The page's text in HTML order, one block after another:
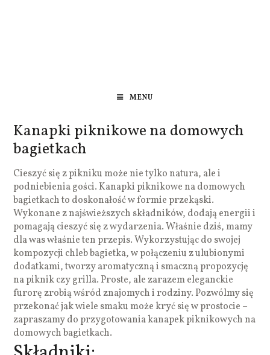
MENU
Kanapki piknikowe na domowych
bagietkach
Cieszyć się z pikniku może nie tylko natura, ale i
podniebienia gości. Kanapki piknikowe na domowych
bagietkach to doskonałość w formie przekąski.
Wykonane z najświeższych składników, dodają energii i
pomagają cieszyć się z wydarzenia. Właśnie dziś, mamy
dla was właśnie ten przepis. Wykorzystując do swojej
kompozycji chleb bagietka, w połączeniu z ulubionymi
dodatkami, tworzy aromatyczną i smaczną propozycję
na piknik czy grilla. Proste, ale zarazem eleganckie
furorę zrobią wśród znajomych i rodziny. Pozwólmy się
przekonać jak wiele smaku może kryć się w prostocie –
zapraszamy do przygotowania kanapek piknikowych na
domowych bagietkach.